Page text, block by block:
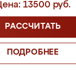
13500 руб.
РАССЧИТАТЬ
ПОДРОБНЕЕ